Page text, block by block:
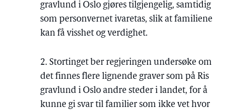
gravlund i Oslo gjøres tilgjengelig, samtidig
som personvernet ivaretas, slik at familiene
kan få visshet og verdighet.
2. Stortinget ber regjeringen undersøke om
det finnes flere lignende graver som på Ris
gravlund i Oslo andre steder i landet, for å
kunne gi svar til familier som ikke vet hvor